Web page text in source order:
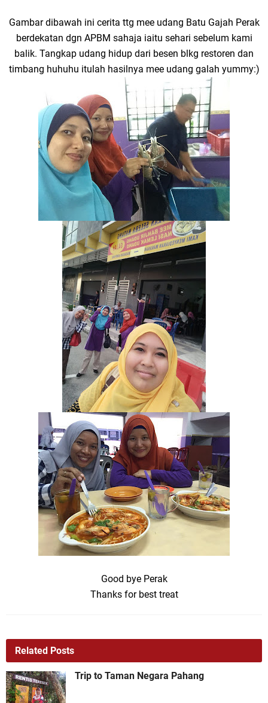
Gambar dibawah ini cerita ttg mee udang Batu Gajah Perak
berdekatan dgn APBM sahaja iaitu sehari sebelum kami
balik. Tangkap udang hidup dari besen blkg restoren dan
timbang huhuhu itulah hasilnya mee udang galah yummy:)
Good bye Perak
Thanks for best treat
Related Posts
Trip to Taman Negara Pahang